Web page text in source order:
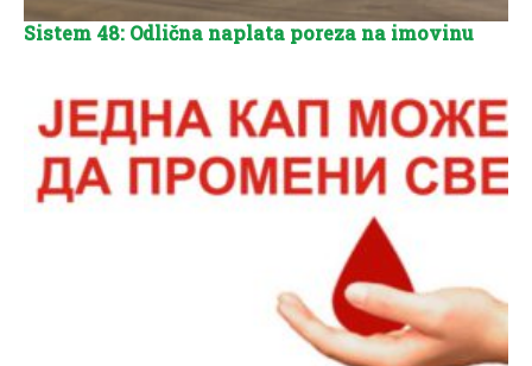
Sistem 48: Odlična naplata poreza na imovinu